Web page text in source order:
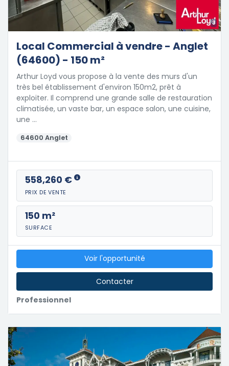
3
Local Commercial à vendre - Anglet
(64600) - 150 m²
Arthur Loyd vous propose à la vente des murs d'un
très bel établissement d'environ 150m2, prêt à
exploiter. Il comprend une grande salle de restauration
climatisée, un vaste bar, un espace salon, une cuisine,
une …
64600 Anglet
558,260 €
PRIX DE VENTE
150 m²
SURFACE
Professionnel
Voir l'opportunité
Contacter